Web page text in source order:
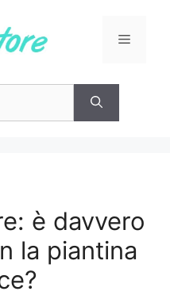
Menu
è davvero
la piantina